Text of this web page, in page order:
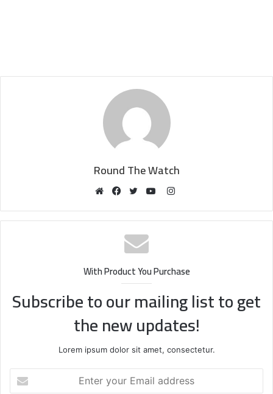
Round The Watch
Instagram
With Product You Purchase
Subscribe to our mailing list to get
the new updates!
Lorem ipsum dolor sit amet, consectetur.
your